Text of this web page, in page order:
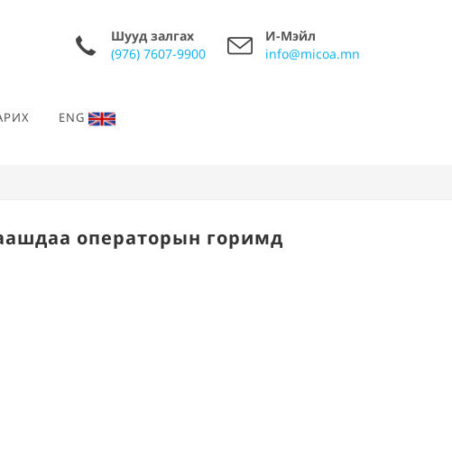
Шууд залгах
(976) 7607-9900
И-Мэйл
info@micoa.mn
ENG
операторын горимд